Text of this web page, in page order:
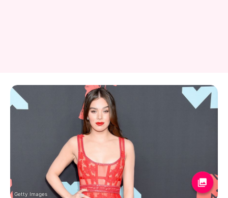
Getty Images